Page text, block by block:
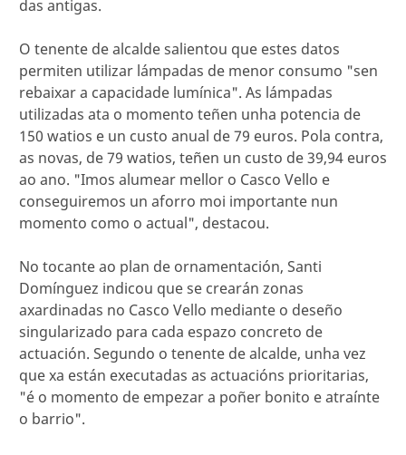
das antigas.
O tenente de alcalde salientou que estes datos
permiten utilizar lámpadas de menor consumo "sen
rebaixar a capacidade lumínica". As lámpadas
utilizadas ata o momento teñen unha potencia de
150 watios e un custo anual de 79 euros. Pola contra,
as novas, de 79 watios, teñen un custo de 39,94 euros
ao ano. "Imos alumear mellor o Casco Vello e
conseguiremos un aforro moi importante nun
momento como o actual", destacou.
No tocante ao plan de ornamentación, Santi
Domínguez indicou que se crearán zonas
axardinadas no Casco Vello mediante o deseño
singularizado para cada espazo concreto de
actuación. Segundo o tenente de alcalde, unha vez
que xa están executadas as actuacións prioritarias,
"é o momento de empezar a poñer bonito e atraínte
o barrio".